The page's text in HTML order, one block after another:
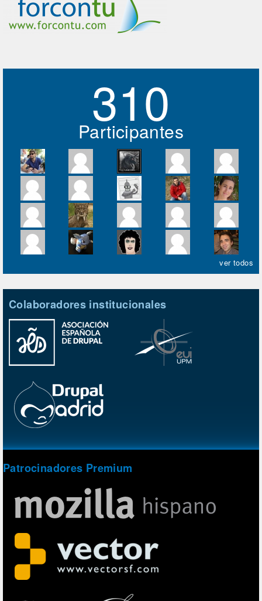
310
Participantes
ver todos
Colaboradores institucionales
Patrocinadores Premium